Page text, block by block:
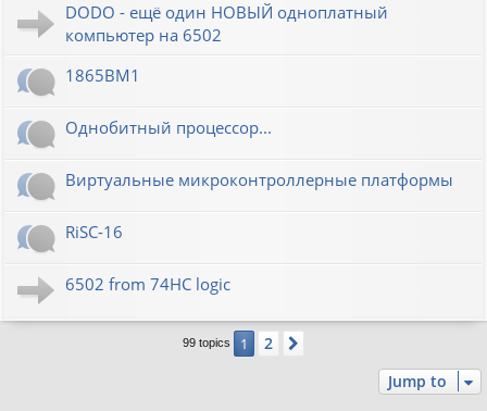
DODO - ещё один НОВЫЙ одноплатный
компьютер на 6502
1865ВМ1
Однобитный процессор...
Виртуальные микроконтроллерные платформы
RiSC-16
6502 from 74HC logic
99 topics 1 2
Jump to